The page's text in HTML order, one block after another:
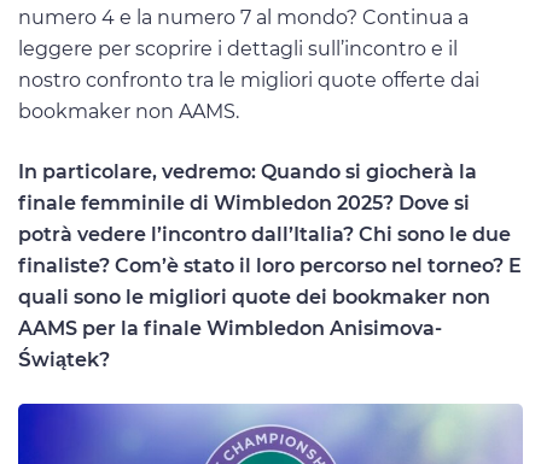
numero 4 e la numero 7 al mondo? Continua a
leggere per scoprire i dettagli sull’incontro e il
nostro confronto tra le migliori quote offerte dai
bookmaker non AAMS.
In particolare, vedremo: Quando si giocherà la
finale femminile di Wimbledon 2025? Dove si
potrà vedere l’incontro dall’Italia? Chi sono le due
finaliste? Com’è stato il loro percorso nel torneo? E
quali sono le migliori quote dei bookmaker non
AAMS per la finale Wimbledon Anisimova-
Świątek?